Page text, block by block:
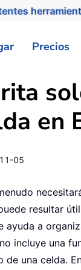
Precios
en
05
resultar
ayuda a
incluye una
una celda.